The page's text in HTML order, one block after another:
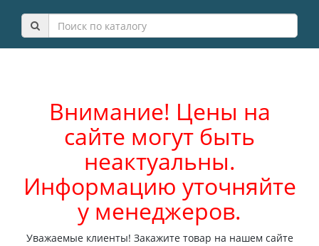
Внимание! Цены на
сайте могут быть
неактуальны.
Информацию уточняйте
у менеджеров.
Уважаемые клиенты! Закажите товар на нашем сайте